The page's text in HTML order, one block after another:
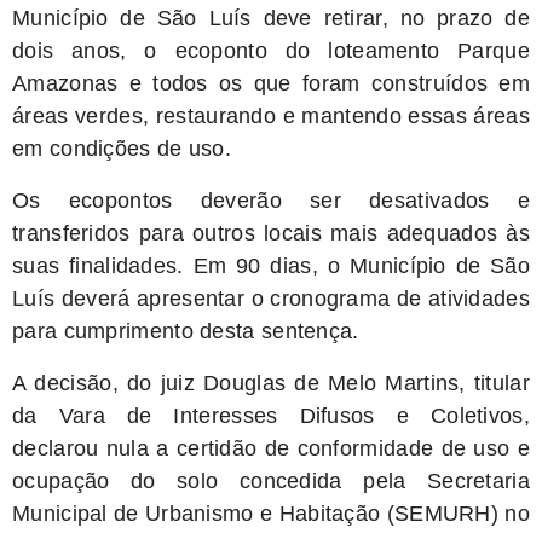
Município de São Luís deve retirar, no prazo de
dois anos, o ecoponto do loteamento Parque
Amazonas e todos os que foram construídos em
áreas verdes, restaurando e mantendo essas áreas
em condições de uso.
Os ecopontos deverão ser desativados e
transferidos para outros locais mais adequados às
suas finalidades. Em 90 dias, o Município de São
Luís deverá apresentar o cronograma de atividades
para cumprimento desta sentença.
A decisão, do juiz Douglas de Melo Martins, titular
da Vara de Interesses Difusos e Coletivos,
declarou nula a certidão de conformidade de uso e
ocupação do solo concedida pela Secretaria
Municipal de Urbanismo e Habitação (SEMURH) no